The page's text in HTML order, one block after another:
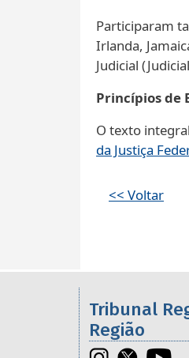
Participaram
Irlanda,
Judicial
Princípios de
O texto
da Justiça
<< Voltar
Tribunal
Região